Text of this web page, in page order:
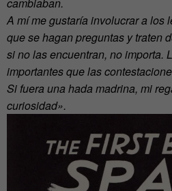
cambiaban.
A mí me gustaría involucrar a los
que se hagan preguntas y traten
si no las encuentran, no importa.
importantes que las
Si fuera una hada madrina, mi
curiosidad».